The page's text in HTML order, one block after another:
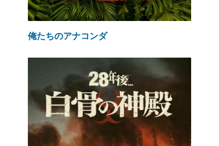
俺たちのアナコンダ